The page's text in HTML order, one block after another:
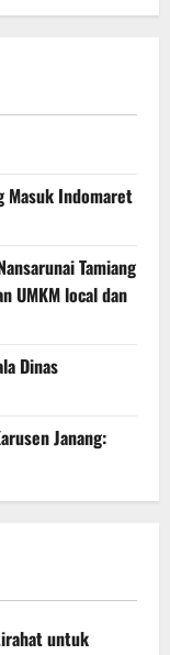
Masuk Indomaret
Tamiang
UMKM local dan
Dinas
Janang:
untuk